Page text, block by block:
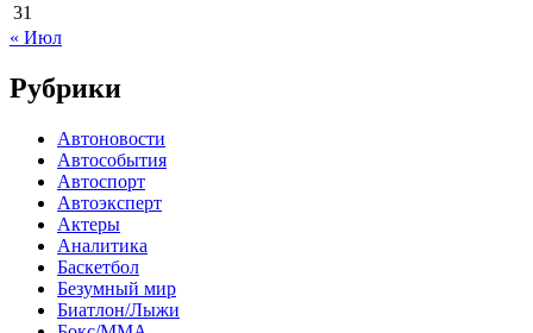
31
« Июл
Рубрики
Автоновости
Автособытия
Автоспорт
Автоэксперт
Актеры
Аналитика
Баскетбол
Безумный мир
Биатлон/Лыжи